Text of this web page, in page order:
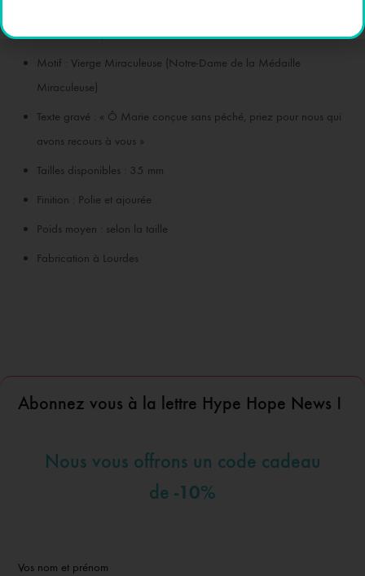
Matière : Plaqué or 18 carats
Motif : Vierge Miraculeuse (Notre-Dame de la Médaille
Miraculeuse)
Texte gravé : « Ô Marie conçue sans péché, priez pour nous qui
avons recours à vous »
Tailles disponibles : 35 mm
Finition : Polie et ajourée
Poids moyen : selon la taille
Fabrication à Lourdes
Abonnez vous à la lettre Hype Hope News !
Nous vous offrons un code cadeau
de -10%
Vos nom et prénom